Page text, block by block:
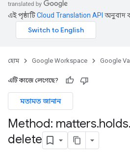
এই পৃষ্ঠাটিCloud Translation API অনুবাদ
হোম Google Workspace Google
এটি কাজে লেগেছে?
মতামত জানান
Method: matters.holds.
delete